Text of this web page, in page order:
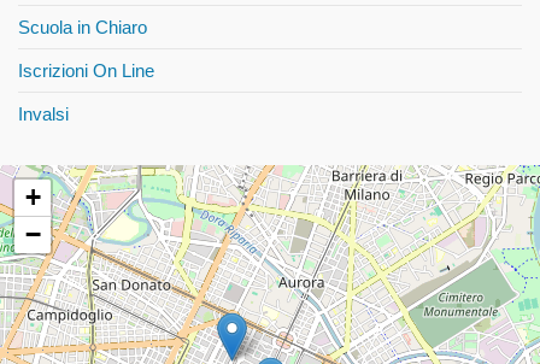
Scuola in Chiaro
Iscrizioni On Line
Invalsi
+
−